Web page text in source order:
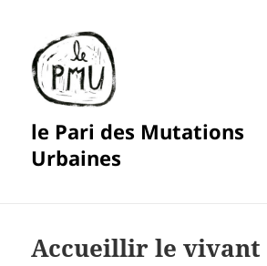
le Pari des Mutations
Urbaines
Accueillir le vivant